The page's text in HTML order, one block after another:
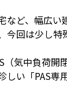
など、幅広い
今回は少し特
（気中負荷開
しい「PAS専